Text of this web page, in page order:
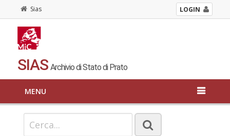
Sias LOGIN
SIAS Archivio di Stato di Prato
MENU